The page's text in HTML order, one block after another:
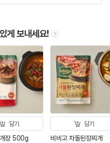
게 보내세요! tooltip
담기
장 500g
담기
비비고 차돌된장찌개